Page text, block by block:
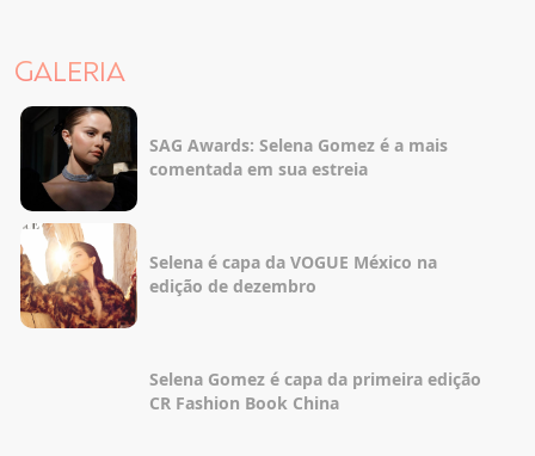
GALERIA
SAG Awards: Selena Gomez é a mais
comentada em sua estreia
Selena é capa da VOGUE México na
edição de dezembro
Selena Gomez é capa da primeira edição
CR Fashion Book China